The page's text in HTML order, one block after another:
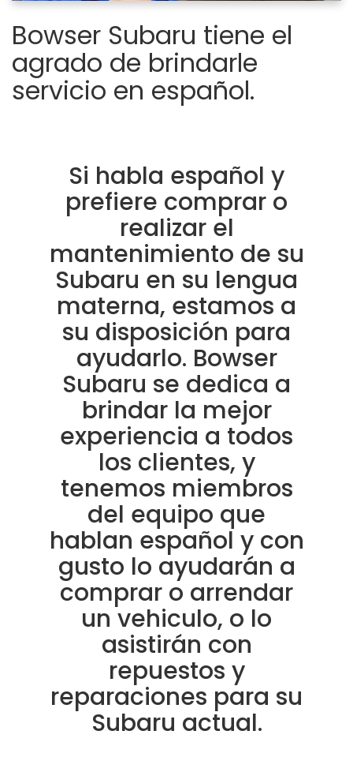
Bowser Subaru tiene el
agrado de brindarle
servicio en español.
Si habla español y
prefiere comprar o
realizar el
mantenimiento de su
Subaru en su lengua
materna, estamos a
su disposición para
ayudarlo. Bowser
Subaru se dedica a
brindar la mejor
experiencia a todos
los clientes, y
tenemos miembros
del equipo que
hablan español y con
gusto lo ayudarán a
comprar o arrendar
un vehiculo, o lo
asistirán con
repuestos y
reparaciones para su
Subaru actual.